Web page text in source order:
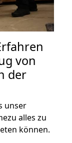
von
der
unser
alles zu
können.